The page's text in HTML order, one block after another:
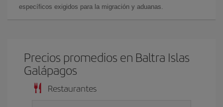
específicos exigidos para la migración y aduanas.
Precios promedios en Baltra Islas
Galápagos
Restaurantes